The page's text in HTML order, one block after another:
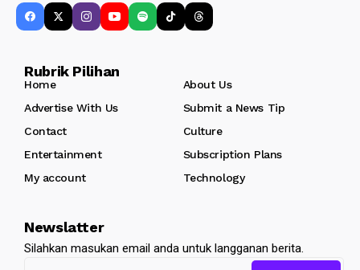
Rubrik Pilihan
Home
About Us
Advertise With Us
Submit a News Tip
Contact
Culture
Entertainment
Subscription Plans
My account
Technology
Newslatter
Silahkan masukan email anda untuk langganan berita.